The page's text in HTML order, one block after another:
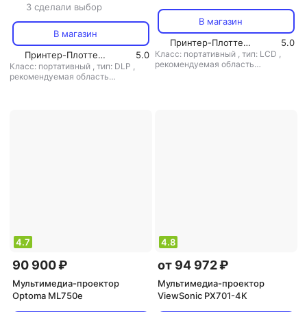
3 сделали выбор
В магазин
Принтер-Плоттер.ру
5.0
Класс: портативный , тип: DLP ,
рекомендуемая область
В магазин
Принтер-Плоттер.ру
5.0
Класс: портативный , тип: LCD ,
рекомендуемая область
4.7
90 900 ₽
Мультимедиа-проектор
Optoma ML750e
4.8
от 94 972 ₽
Мультимедиа-проектор
ViewSonic PX701-4K